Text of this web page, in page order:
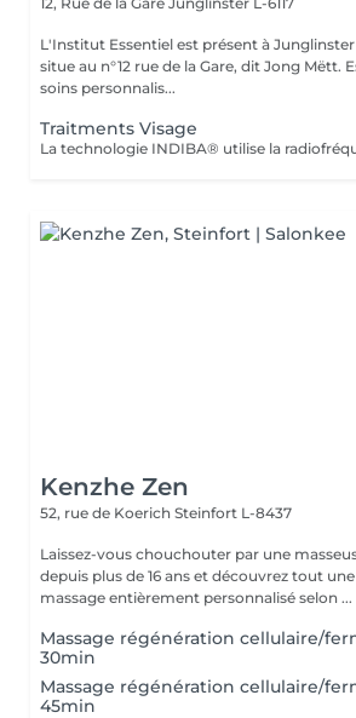
L'Institut Essentiel est présent à
situe au n°12 rue de la Gare, dit Jong Mëtt. Essentiel propose des
soins personnalis...
Traitments Visage
Kenzhe Zen
52, rue de Koerich Steinfort L-8437
Laissez-vous chouchouter par une
depuis plus de 16 ans et découvrez tout
massage entièrement personnalisé selon ...
Massage régénération cellulaire/
30min
Massage régénération cellulaire/
45min